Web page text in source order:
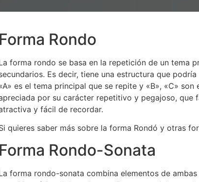
Forma Rondo
forma rondo se basa en la repetición de un tema
Es decir, tiene una estructura que
es el tema principal que se repite y «B», «C»
por su carácter repetitivo y pegajoso, que
y fácil de recordar.
quieres saber más sobre la forma Rondó y otras
Forma Rondo-Sonata
forma rondo-sonata combina elementos de